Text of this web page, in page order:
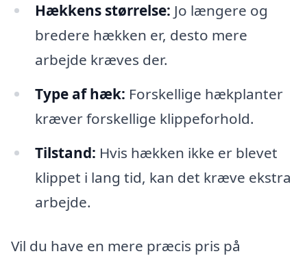
Hækkens størrelse: Jo længere og
bredere hækken er, desto mere
arbejde kræves der.
Type af hæk: Forskellige hækplanter
kræver forskellige klippeforhold.
Tilstand: Hvis hækken ikke er blevet
klippet i lang tid, kan det kræve ekstra
arbejde.
Vil du have en mere præcis pris på